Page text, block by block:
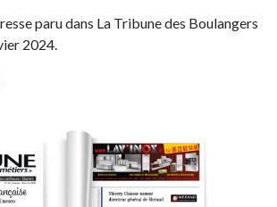
paru dans La Tribune des Boulangers
2024.